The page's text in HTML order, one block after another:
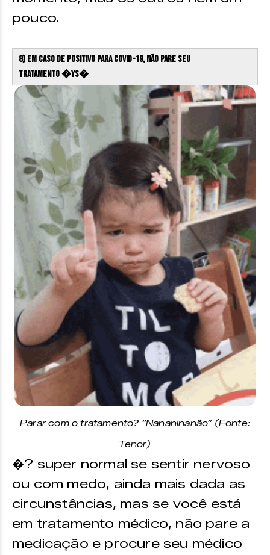
pouco.
8) Em caso de positivo para COVID-19, não pare seu
tratamento �Ys�
Parar com o tratamento? “Nananinanão” (Fonte:
Tenor)
�? super normal se sentir nervoso
ou com medo, ainda mais dada as
circunstâncias, mas se você está
em tratamento médico, não pare a
medicação e procure seu médico